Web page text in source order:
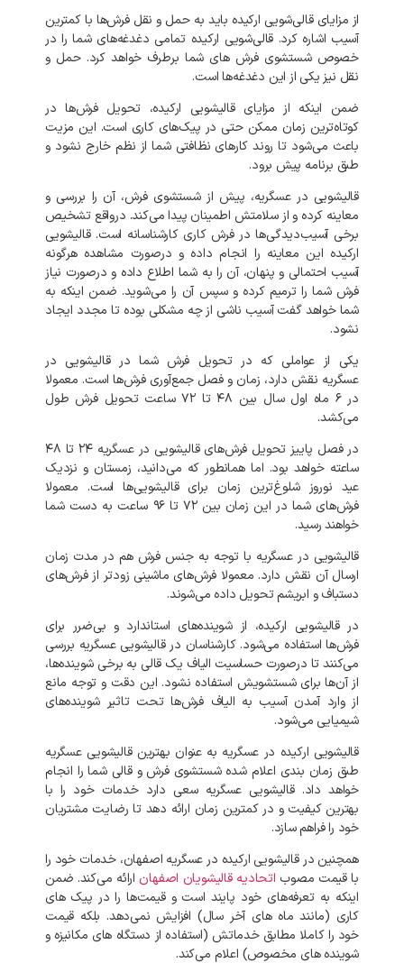
از مزایای قالی‌شویی ارکیده باید به حمل و نقل فرش‌ها با کمترین
آسیب اشاره کرد. قالی‌شویی ارکیده تمامی دغدغه‌های شما را در
خصوص شستشوی فرش‌ های شما برطرف خواهد کرد.حمل و
نقل نیز یکی از این دغدغه‌ها است.
ضمن اینکه از مزایای قالیشویی ارکیده، تحویل فرش‌ها در
کوتاه‌ترین زمان ممکن حتی در پیک‌های کاری است. این مزیت
باعث می‌شود تا روند کارهای نظافتی شما از نظم خارج نشود و
طبق برنامه پیش برود.
قالیشویی در عسگریه، پیش از شستشوی فرش، آن را بررسی و
معاینه کرده و ازسلامتش اطمینان پیدا می‌کند. درواقع تشخیص
برخی آسیب‌دیدگی‌ها در فرش کاری کارشناسانه است.قالیشویی
ارکیده این معاینه را انجام داده و درصورت مشاهده هرگونه
آسیب احتمالی و پنهان، آن را به شما اطلاع داده و درصورت نیاز
فرش شما را ترمیم کرده و سپس آن را می‌شوید. ضمن اینکه به
شما خواهد گفت آسیب ناشی ازچه مشکلی بوده تا مجدد ایجاد
نشود.
یکی از عواملی که در تحویل فرش شما در قالیشویی در
عسگریه نقش دارد، زمان و فصل جمع‌آوری فرش‌ها است. معمولا
در ۶ ماه اول سال بین ۴۸ تا ۷۲ ساعت تحویل فرش طول
می‌کشد.
در فصل پاییز تحویل فرش‌های قالیشویی در عسگریه ۲۴ تا ۴۸
ساعته خواهد بود. اما همانطور که می‌دانید، زمستان و نزدیک
عید نوروز شلوغ‌ترین زمان برای قالیشویی‌ها است. معمولا
فرش‌های شما در این زمان بین ۷۲ تا ۹۶ ساعت به دست شما
خواهند رسید.
قالیشویی در عسگریه با توجه به جنس فرش هم در مدت زمان
ارسال آن نقش دارد. معمولا فرش‌های ماشینی زودتر از فرش‌های
دستباف و ابریشمتحویل داده می‌شوند.
در قالیشویی ارکیده، از شوینده‌های استاندارد و بی‌ضرر برای
فرش‌ها استفاده می‌شود.کارشناسان در قالیشویی عسگریه بررسی
می‌کنند تا درصورت حساسیت الیاف یک قالی به برخی شوینده‌ها،
از آن‌ها برای شستشویش استفاده نشود. این دقت و توجه مانع
از وارد آمدن آسیب به الیاف فرش‌ها تحت تاثیر شوینده‌های
شیمیایی می‌شود.
قالیشویی ارکیده در عسگریه به عنوان بهترین قالیشویی عسگریه
طبق زمان بندی اعلام شده شستشوی فرش و قالی شما را انجام
خواهد داد.قالیشویی عسگریه سعی دارد خدمات خود را با
بهترین کیفیت و در کمترین زمان ارائه دهد تا رضایت مشتریان
خود رافراهمسازد.
همچنین در قالیشویی ارکیده درعسگریه اصفهان، خدمات خود را
با قیمت مصوب اتحادیه قالیشویان اصفهان ارائه می‌کند. ضمن
اینکه به تعرفه‌های خود پایند است و قیمت‌ها را در پیک‌ های
کاری (مانند ماه‌ های آخر سال) افزایش نمی‌دهد. بلکه قیمت
خود را کاملا مطابق خدماتش (استفاده از دستگاه های مکانیزه و
شوینده‌ های مخصوص) اعلام می‌کند.